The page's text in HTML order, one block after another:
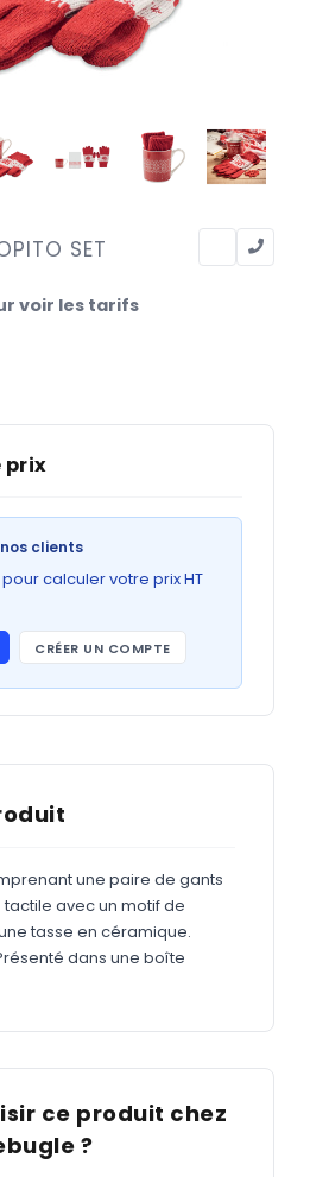
en bobine
SET
voir les tarifs
prix
clients
calculer votre prix HT
CRÉER UN COMPTE
une paire de gants
avec un motif de
tasse en céramique.
dans une boîte
ce produit chez
?